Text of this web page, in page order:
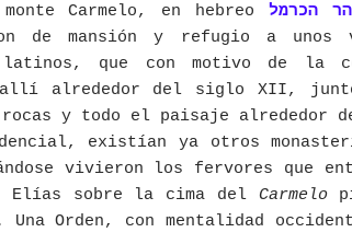
Carmelo, en hebreo
de mansión y refugio a unos
que con motivo de la
allí alrededor del siglo XII,
rocas y todo el paisaje alrededor
existían ya otros
vivieron los fervores que
Elías sobre la cima del Carmelo
Una Orden, con mentalidad